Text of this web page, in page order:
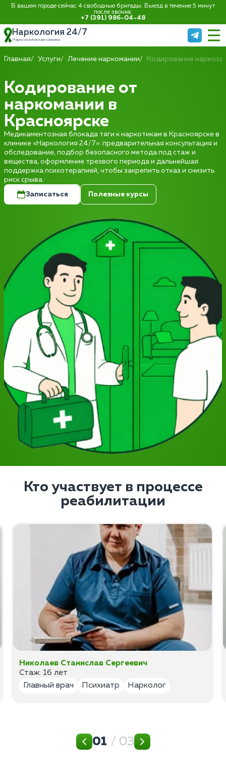
В вашем городе сейчас 4 свободные бригады. Выезд в течение 5 минут
после звонка:
+7 (391) 986-04-48
Наркология 24/7
Наркологическая клиника
Главная Услуги Лечение наркомании Кодирование
Кодирование от
наркомании в
Красноярске
Медикаментозная блокада тяги к наркотикам в Красноярске в
клинике «Наркология 24/7»: предварительная консультация и
обследование, подбор безопасного метода под стаж и
вещества, оформление трезвого периода и дальнейшая
поддержка психотерапией, чтобы закрепить отказ и снизить
риск срыва.
Записаться Полезные курсы
Кто участвует в процессе
реабилитации
Николаев Станислав Сергеевич
Стаж: 16 лет
Главный врач
Психиатр Нарколог
01 / 03